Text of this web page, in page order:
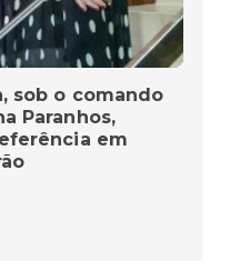
sob o comando
Paranhos,
em